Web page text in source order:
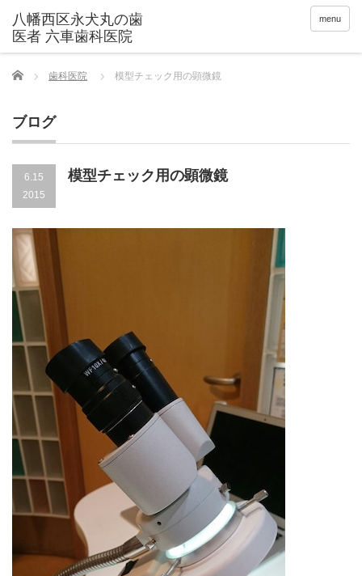
menu
Home 歯科医院 模型チェック用の顕微鏡
ブログ
6.15
2015
模型チェック用の顕微鏡